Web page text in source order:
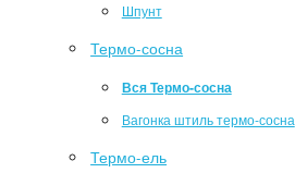
Шпунт
Термо-сосна
Вся Термо-сосна
Вагонка штиль термо-сосна
Термо-ель